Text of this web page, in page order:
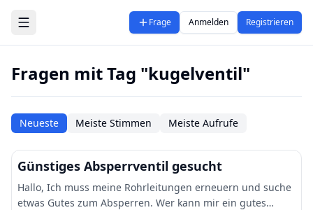
Zum Hauptinhalt springen
Frage Anmelden Registrieren
Fragen mit Tag "kugelventil"
Neueste Meiste Stimmen Meiste Aufrufe
Günstiges Absperrventil gesucht
Hallo, Ich muss meine Rohrleitungen erneuern und suche
etwas Gutes zum Absperren. Wer kann mir ein gutes